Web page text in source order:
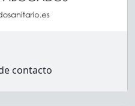
contacto